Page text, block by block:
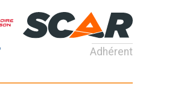
Adhérent